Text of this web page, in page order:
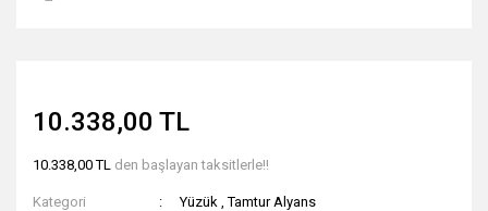
10.338,00 TL
10.338,00 TL den başlayan taksitlerle!!
Kategori Yüzük ,Tamtur Alyans